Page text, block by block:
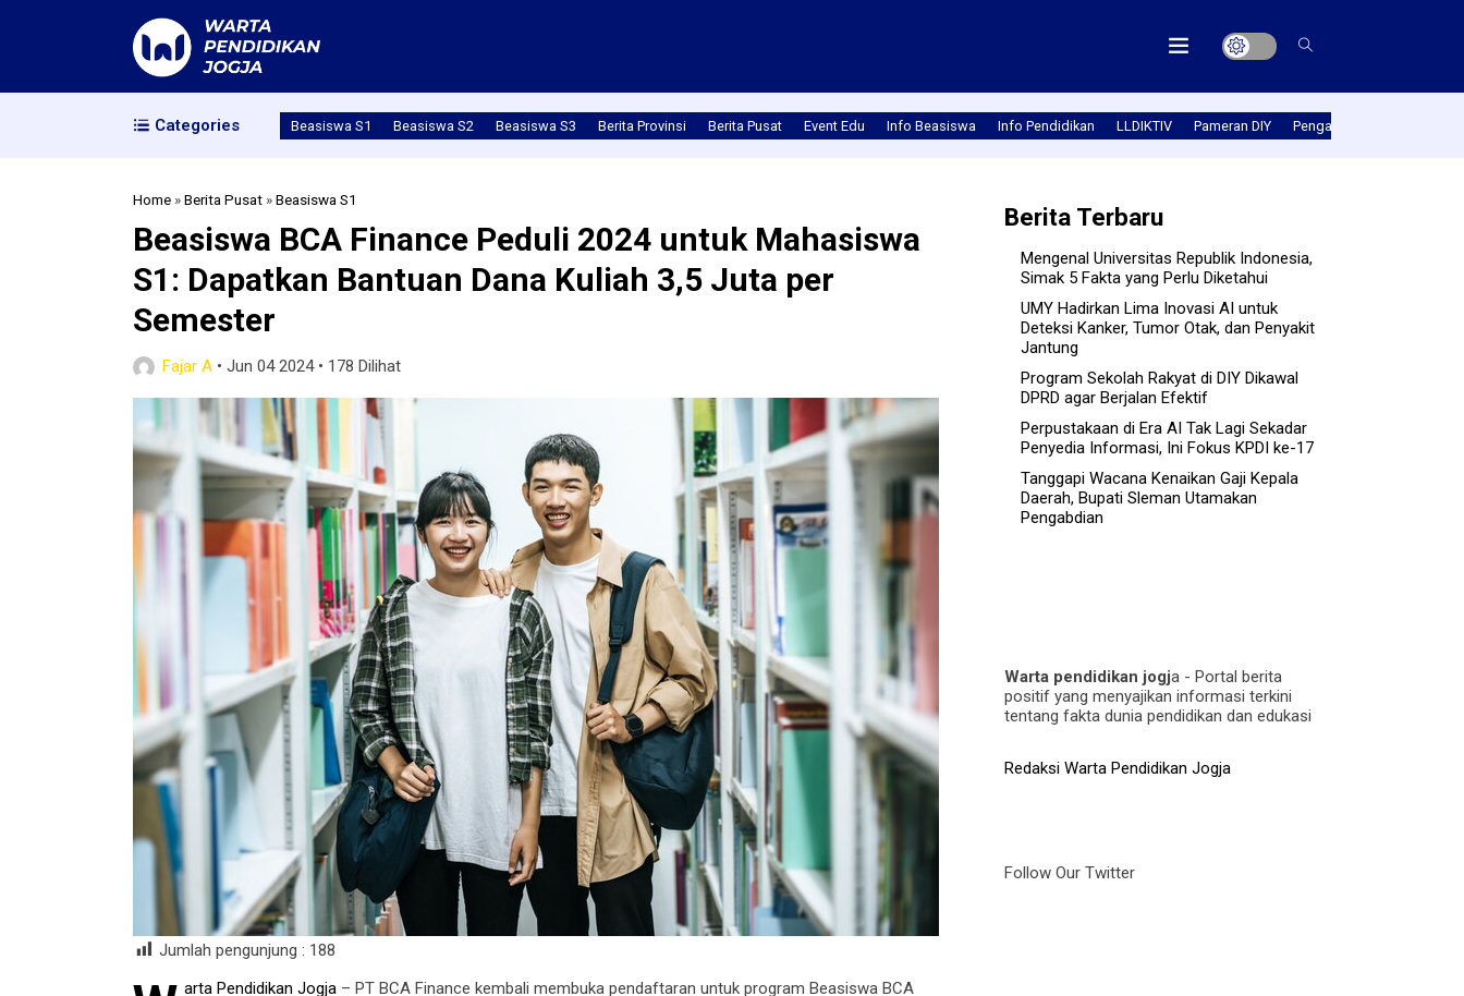
Categories Beasiswa S1 Beasiswa S2 Beasiswa S3 Berita Provinsi Berita Pusat Event Edu Info Beasiswa Info Pendidikan LLDIKTIV Pameran DIY Pengabmas
Home »Berita Pusat »Beasiswa S1
Beasiswa BCA Finance Peduli 2024 untuk Mahasiswa
S1: Dapatkan Bantuan Dana Kuliah 3,5 Juta per
Semester
Fajar A • Jun 04 2024• 178 Dilihat
Jumlah pengunjung : 188
arta Pendidikan Jogja – PT BCA Finance kembali membuka pendaftaran untuk program Beasiswa BCA
Berita Terbaru
Mengenal Universitas Republik Indonesia,
Simak 5 Fakta yang Perlu Diketahui
UMY Hadirkan Lima Inovasi AI untuk
Deteksi Kanker, Tumor Otak, dan Penyakit
Jantung
Program Sekolah Rakyat di DIY Dikawal
DPRD agar Berjalan Efektif
Perpustakaan di Era AI Tak Lagi Sekadar
Penyedia Informasi, Ini Fokus KPDI ke-17
Tanggapi Wacana Kenaikan Gaji Kepala
Daerah, Bupati Sleman Utamakan
Pengabdian
Warta pendidikan jogja - Portal berita
positif yang menyajikan informasi terkini
tentang fakta dunia pendidikan dan edukasi
Redaksi Warta Pendidikan Jogja
Follow Our Twitter